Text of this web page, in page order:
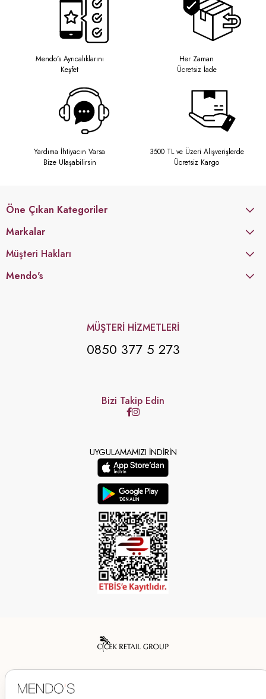
Mendo's Ayrıcalıklarını
Keşfet
Her Zaman
Ücretsiz İade
Yardıma İhtiyacın Varsa
Bize Ulaşabilirsin
3500 TL ve Üzeri Alışverişlerde
Ücretsiz Kargo
Öne Çıkan Kategoriler
Markalar
Müşteri Hakları
Mendo's
MÜŞTERİ HİZMETLERİ
0850 377 5 273
Bizi Takip Edin
UYGULAMAMIZI İNDİRİN